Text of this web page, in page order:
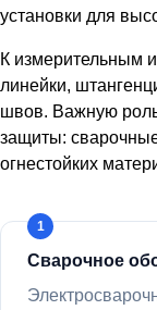
установки для
К измерительным
линейки,
швов. Важную
защиты:
огнестойких
Сварочное